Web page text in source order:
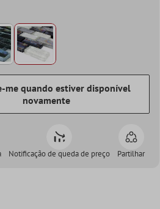
me quando estiver disponível
novamente
Notificação de queda de preço Partilhar